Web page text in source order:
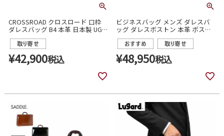
CROSSROAD クロスロード 口枠
ダレスバッグ B4 本革 日本製 UG
シリーズ 505047
¥42,900税込
ビジネスバッグ メンズ ダレスバ
ッグ ダレスボストン 本革 ボスト
ンバッグ ショルダーバッグ 2way
豊岡製 日本製 A4 サドル 10430
¥48,950税込